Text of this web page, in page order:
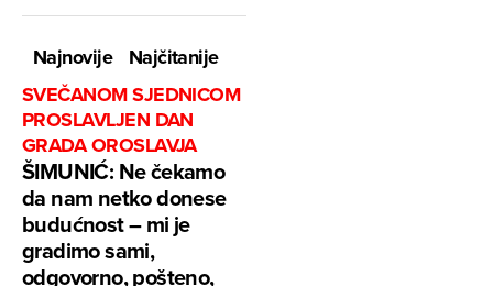
Najnovije
Najčitanije
SVEČANOM SJEDNICOM
PROSLAVLJEN DAN
GRADA OROSLAVJA
ŠIMUNIĆ: Ne čekamo
da nam netko donese
budućnost – mi je
gradimo sami,
odgovorno, pošteno,